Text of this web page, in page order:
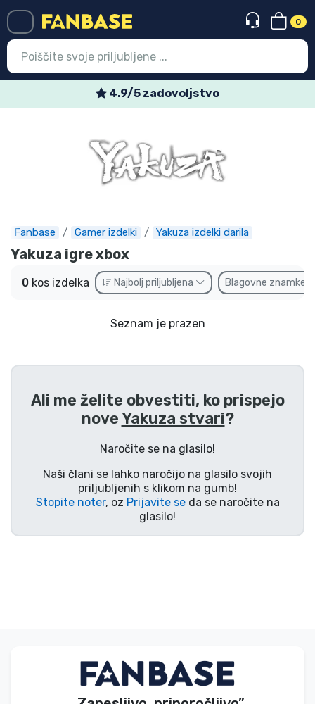
0
4.9/5 zadovoljstvo
Fanbase Gamer izdelki Yakuza izdelki darila
Yakuza igre xbox
0 kos izdelka Najbolj priljubljena Blagovne znamke
Seznam je prazen
Ali me želite obvestiti, ko prispejo
nove Yakuza stvari?
Naročite se na glasilo!
Naši člani se lahko naročijo na glasilo svojih
priljubljenih s klikom na gumb!
Stopite noter, oz Prijavite seda se naročite na
glasilo!
Najnovejsi izdelki
Ekspresna dostava
Prednaročila
Outlet izdelki
Dostava in plačilo
Tv serijske izdelki
Filmske izdelki
Risani izdelki
Anime izdelki
Blagovne znamke